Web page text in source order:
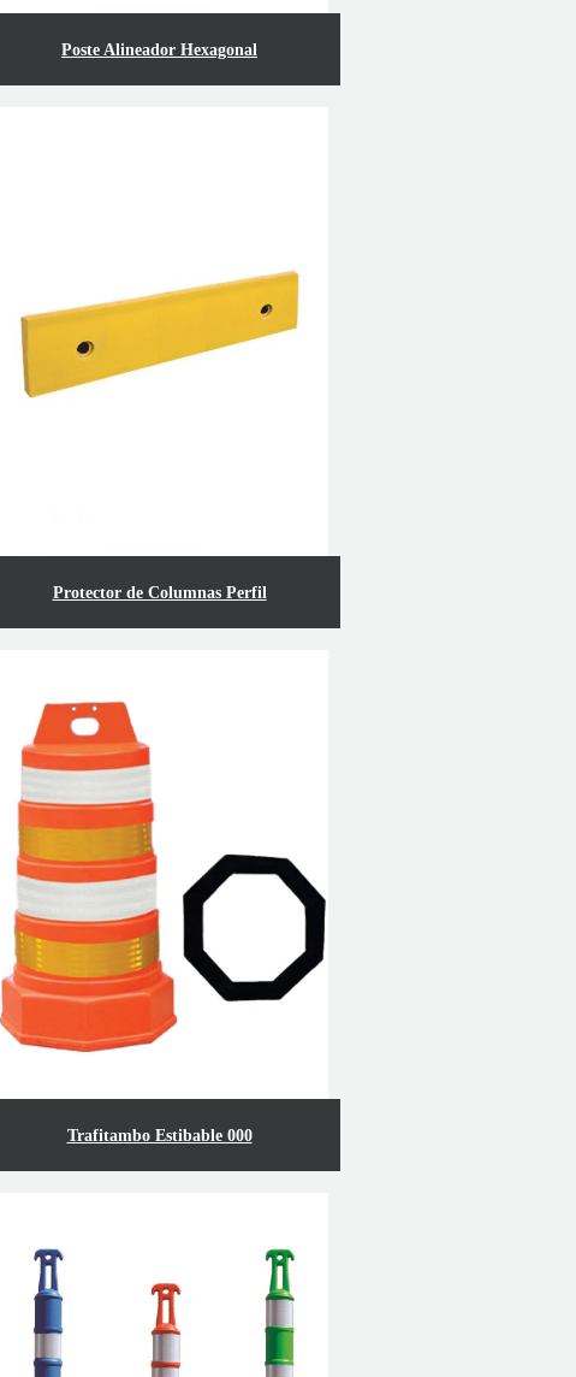
Poste Alineador Hexagonal
Protector de Columnas Perfil
Trafitambo Estibable 000